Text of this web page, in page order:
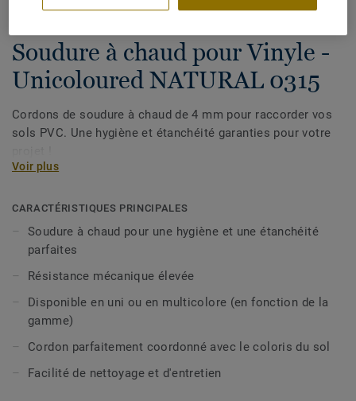
Soudure à chaud pour Vinyle -
Unicoloured NATURAL 0315
Cordons de soudure à chaud de 4 mm pour raccorder vos
sols PVC. Une hygiène et étanchéité garanties pour votre
Voir plus
CARACTÉRISTIQUES PRINCIPALES
Soudure à chaud pour une hygiène et une étanchéité
parfaites
Résistance mécanique élevée
Disponible en uni ou en multicolore (en fonction de la
gamme)
Cordon parfaitement coordonné avec le coloris du sol
Facilité de nettoyage et d'entretien